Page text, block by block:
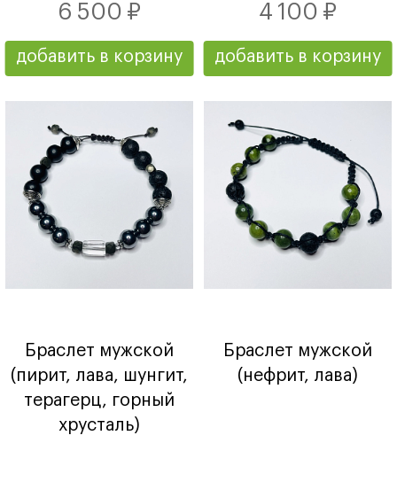
6 500 ₽
добавить в корзину
4 100 ₽
добавить в корзину
Браслет мужской
(пирит, лава, шунгит,
терагерц, горный
хрусталь)
Браслет мужской
(нефрит, лава)